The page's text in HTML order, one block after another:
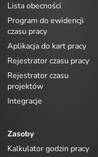
Lista obecności
Program do ewidencji
czasu pracy
Aplikacja do kart pracy
Rejestrator czasu pracy
Rejestrator czasu
projektów
Integracje
Zasoby
Kalkulator godzin pracy